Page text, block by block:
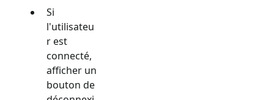
Si
l'utilisateu
r est
connecté,
afficher un
bouton de